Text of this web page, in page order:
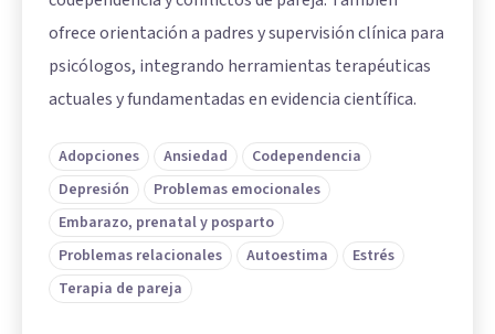
ofrece orientación a padres y supervisión clínica para
psicólogos, integrando herramientas terapéuticas
actuales y fundamentadas en evidencia científica.
Adopciones Ansiedad
Codependencia
Depresión
Problemas emocionales
Embarazo, prenatal y posparto
Problemas relacionales
Autoestima
Estrés
Terapia de pareja